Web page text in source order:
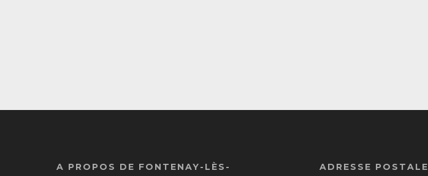
A PROPOS DE FONTENAY-LÈS-
ADRESSE POSTALE